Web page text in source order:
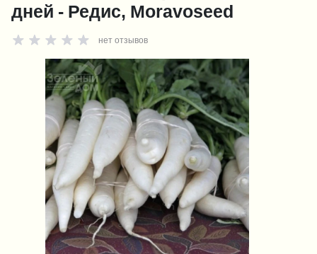
дней - Редис, Moravoseed
нет отзывов